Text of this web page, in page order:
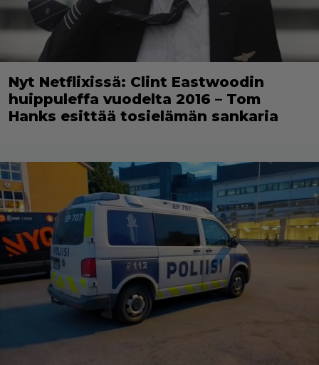
Nyt Netflixissä: Clint Eastwoodin
huippuleffa vuodelta 2016 – Tom
Hanks esittää tosielämän sankaria